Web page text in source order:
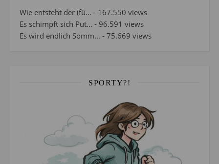
Wie entsteht der (fü... - 167.550 views
Es schimpft sich Put... - 96.591 views
Es wird endlich Somm... - 75.669 views
SPORTY?!